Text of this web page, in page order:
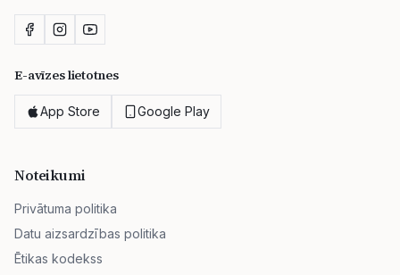
E-avīzes lietotnes
App Store Google Play
Noteikumi
Privātuma politika
Datu aizsardzības politika
Ētikas kodekss